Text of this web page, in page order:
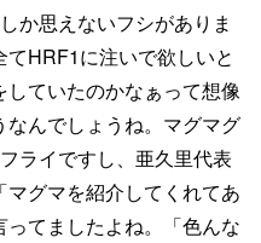
か思えないフシがありま
HRF1に注いで欲しいと
ていたのかなぁって想像
なんでしょうね。マグマグ
ライですし、亜久里代表
グマを紹介してくれてあ
てましたよね。「色んな